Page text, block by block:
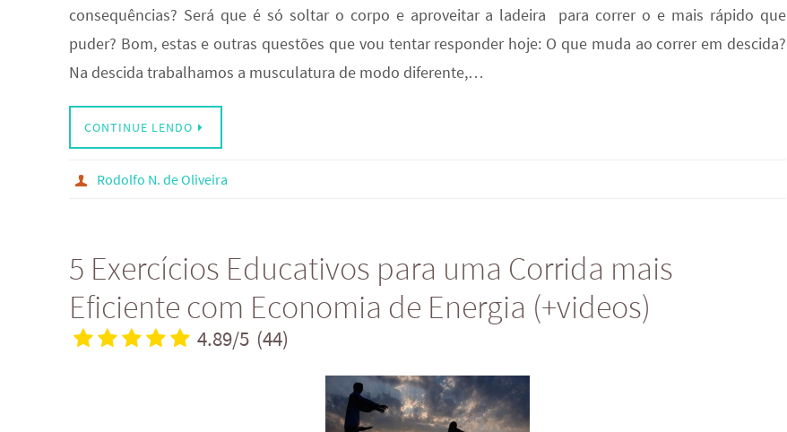
consequências? Será que é só soltar o corpo e aproveitar a ladeira para correr o e mais rápido que
puder? Bom, estas e outras questões que vou tentar responder hoje: O que muda ao correr em descida?
Na descida trabalhamos a musculatura de modo diferente,…
CONTINUE LENDO
Rodolfo N. de Oliveira
5 Exercícios Educativos para uma Corrida mais
Eficiente com Economia de Energia (+videos)
4.89/5 (44)